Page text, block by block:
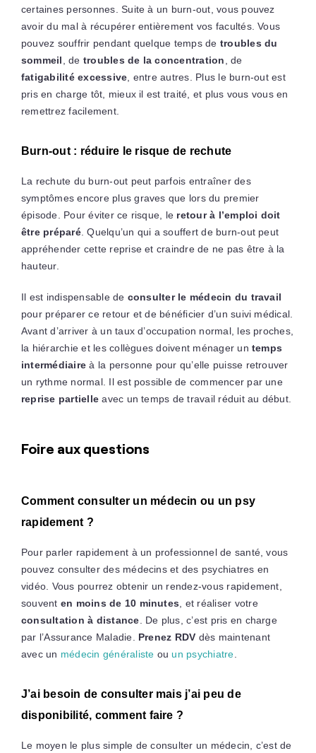
certaines personnes. Suite à un burn-out, vous pouvez
avoir du mal à récupérer entièrement vos facultés. Vous
pouvez souffrir pendant quelque temps de troubles du
sommeil, de troubles de la concentration, de
fatigabilité excessive, entre autres. Plus le burn-out est
pris en charge tôt, mieux il est traité, et plus vous vous en
remettrez facilement.
Burn-out : réduire le risque de rechute
La rechute du burn-out peut parfois entraîner des
symptômes encore plus graves que lors du premier
épisode. Pour éviter ce risque, le retour à l’emploi doit
être préparé. Quelqu’un qui a souffert de burn-out peut
appréhender cette reprise et craindre de ne pas être à la
hauteur.
Il est indispensable de consulter le médecin du travail
pour préparer ce retour et de bénéficier d’un suivi médical.
Avant d’arriver à un taux d’occupation normal, les proches,
la hiérarchie et les collègues doivent ménager un temps
intermédiaire à la personne pour qu’elle puisse retrouver
un rythme normal. Il est possible de commencer par une
reprise partielle avec un temps de travail réduit au début.
Foire aux questions
Comment consulter un médecin ou un psy
rapidement ?
Pour parler rapidement à un professionnel de santé, vous
pouvez consulter des médecins et des psychiatres en
vidéo. Vous pourrez obtenir un rendez-vous rapidement,
souvent en moins de 10 minutes, et réaliser votre
consultation à distance. De plus, c’est pris en charge
par l’Assurance Maladie. Prenez RDV dès maintenant
avec un médecin généraliste ou un psychiatre.
J’ai besoin de consulter mais j’ai peu de
disponibilité, comment faire ?
Le moyen le plus simple de consulter un médecin, c’est de